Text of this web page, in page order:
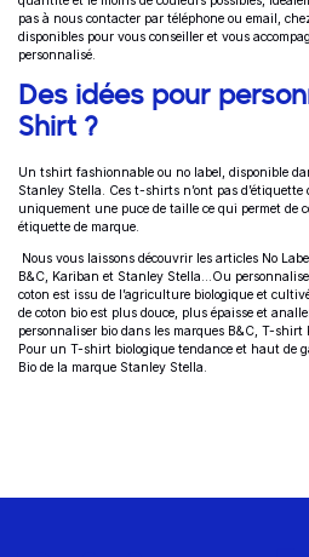
pas à nous contacter par téléphone ou email,
disponibles pour vous conseiller et vous
personnalisé.
Des idées pour
Shirt ?
Un tshirt fashionnable ou no label, disponible
Stanley Stella. Ces t-shirts n’ont pas
uniquement une puce de taille ce qui permet de
étiquette de marque.
Nous vous laissons découvrir les articles No
B&C, Kariban et Stanley Stella…Ou
coton est issu de l’agriculture biologique et
de coton bio est plus douce, plus épaisse et
personnaliser bio dans les marques B&C, T-
Pour un T-shirt biologique tendance et haut de
Bio de la marque Stanley Stella.